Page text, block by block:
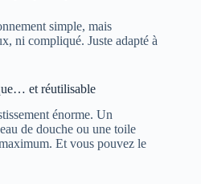
simple, mais
ni compliqué. Juste adapté à
et réutilisable
énorme. Un
de douche ou une toile
Et vous pouvez le